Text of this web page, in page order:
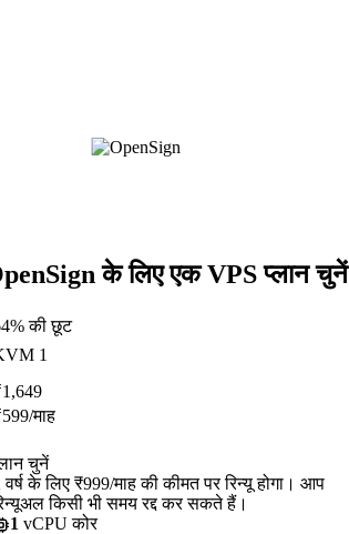
के लिए एक VPS प्लान चुनें
की छूट
1
1,649
599/माह
चुनें
वर्ष के लिए ₹999/माह की कीमत पर रिन्यू होगा। आप
किसी भी समय रद्द कर सकते हैं।
1 vCPU कोर